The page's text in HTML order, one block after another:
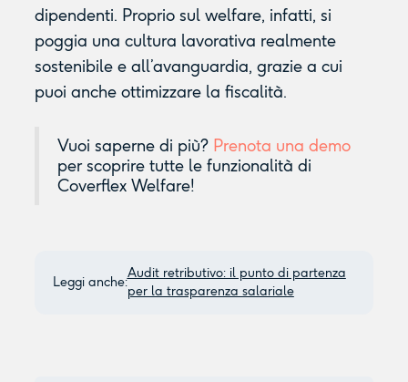
dipendenti. Proprio sul welfare, infatti, si
poggia una cultura lavorativa realmente
sostenibile e all’avanguardia, grazie a cui
puoi anche ottimizzare la fiscalità.
Vuoi saperne di più? Prenota una demo
per scoprire tutte le funzionalità di
Coverflex Welfare!
Leggi anche:
Audit retributivo: il punto di partenza
per la trasparenza salariale